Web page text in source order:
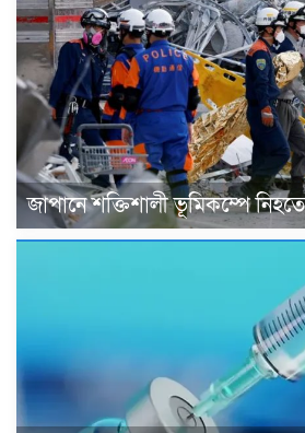
জাপানে শক্তিশালী ভূমিকম্পে